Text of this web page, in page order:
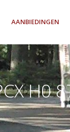
AANBIEDINGEN
H0